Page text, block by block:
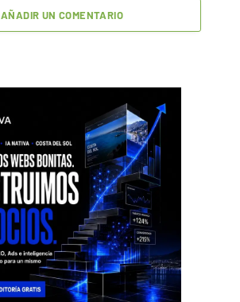
AÑADIR UN COMENTARIO